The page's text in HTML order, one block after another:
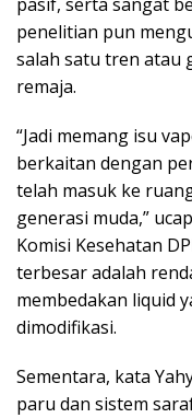
penelitian pun
salah satu tren atau
remaja.
“Jadi memang isu
berkaitan dengan
telah masuk ke
generasi muda,”
Komisi Kesehatan
terbesar adalah
membedakan liquid
dimodifikasi.
Sementara, kata
paru dan sistem